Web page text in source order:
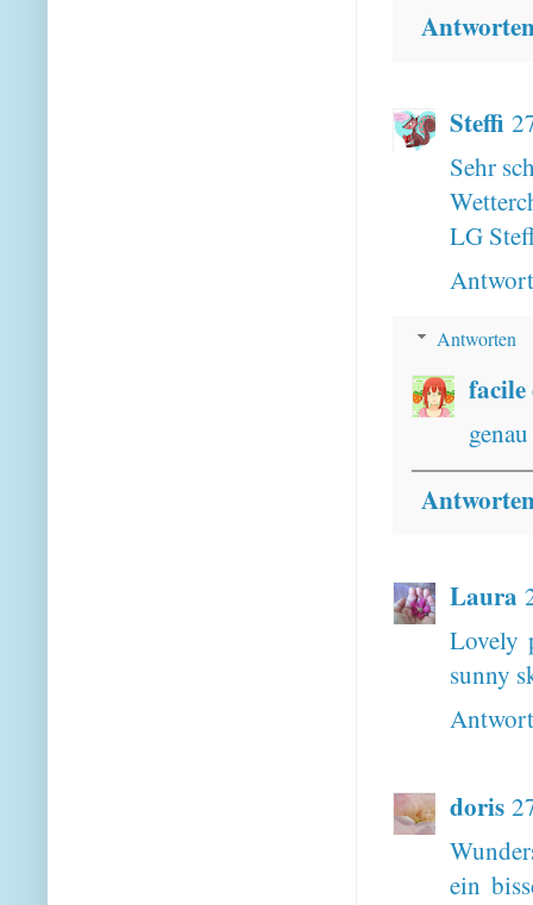
Steffi
Sehr
LG
Antworten
facile
Laura
Lovely
sunny
doris
ein